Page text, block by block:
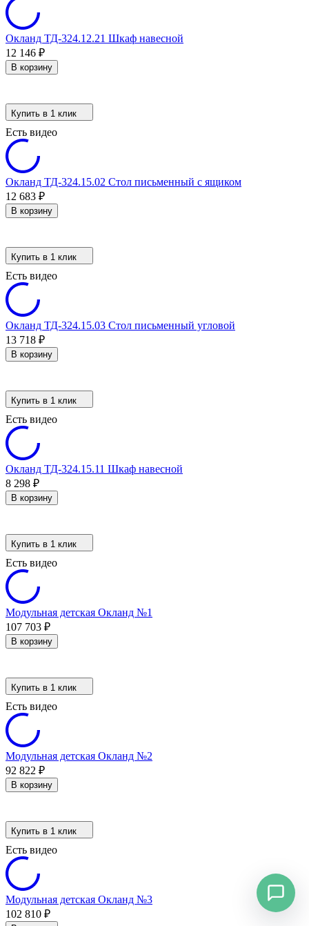
Окланд ТД-324.12.21 Шкаф навесной
12 146 ₽
В корзину
Купить в 1 клик
Есть видео
Окланд ТД-324.15.02 Стол письменный с ящиком
12 683 ₽
В корзину
Купить в 1 клик
Есть видео
Окланд ТД-324.15.03 Стол письменный угловой
13 718 ₽
В корзину
Купить в 1 клик
Есть видео
Окланд ТД-324.15.11 Шкаф навесной
8 298 ₽
В корзину
Купить в 1 клик
Есть видео
Модульная детская Окланд №1
107 703 ₽
В корзину
Купить в 1 клик
Есть видео
Модульная детская Окланд №2
92 822 ₽
В корзину
Купить в 1 клик
Есть видео
Модульная детская Окланд №3
102 810 ₽